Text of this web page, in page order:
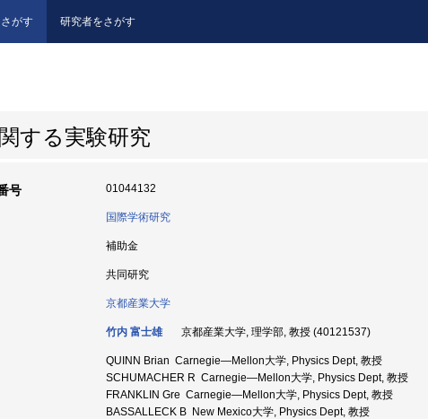
がす 研究者をさがす
する実験研究
号 01044132
国際学術研究
補助金
共同研究
京都産業大学
竹内 富士雄 京都産業大学, 理学部, 教授 (40121537)
QUINN Brian Carnegie―Mellon大学, Physics Dept, 教授
SCHUMACHER R Carnegie―Mellon大学, Physics Dept, 教授
FRANKLIN Gre Carnegie―Mellon大学, Physics Dept, 教授
BASSALLECK B New Mexico大学, Physics Dept, 教授